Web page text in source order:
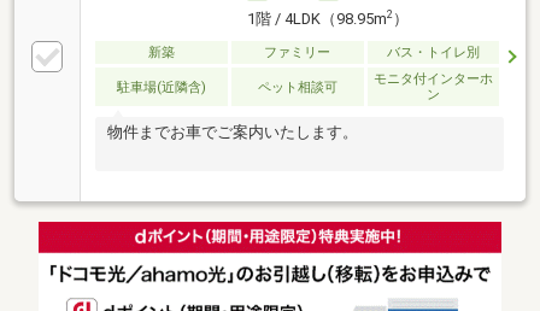
1階 / 4LDK（98.95m2）
新築 ファミリー バス・トイレ別
駐車場(近隣含) ペット相談可
モニタ付インターホ
ン
物件までお車でご案内いたします。